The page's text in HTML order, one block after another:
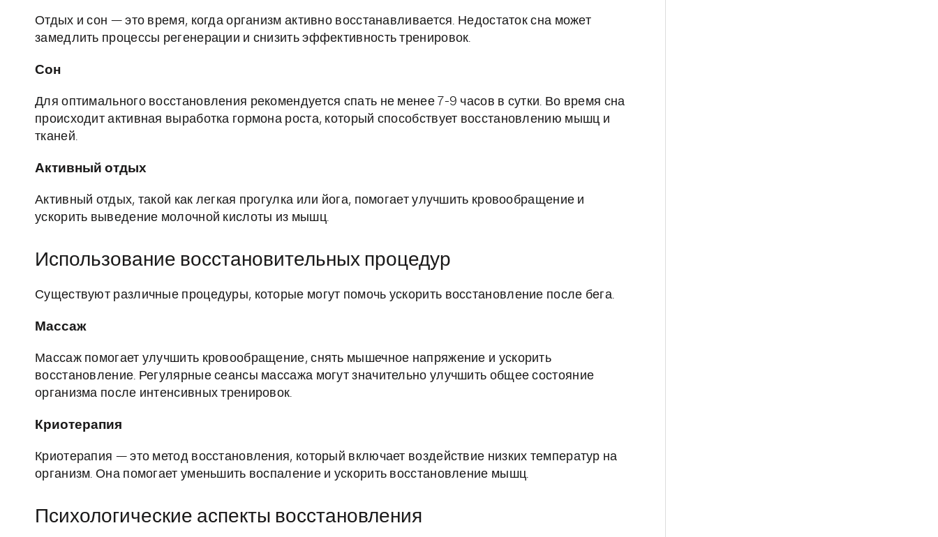
Отдых и сон — это время, когда организм активно восстанавливается. Недостаток сна может
замедлить процессы регенерации и снизить эффективность тренировок.
Сон
Для оптимального восстановления рекомендуется спать не менее 7-9 часов в сутки. Во время сна
происходит активная выработка гормона роста, который способствует восстановлению мышц и
тканей.
Активный отдых
Активный отдых, такой как легкая прогулка или йога, помогает улучшить кровообращение и
ускорить выведение молочной кислоты из мышц.
Использование восстановительных процедур
Существуют различные процедуры, которые могут помочь ускорить восстановление после бега.
Массаж
Массаж помогает улучшить кровообращение, снять мышечное напряжение и ускорить
восстановление. Регулярные сеансы массажа могут значительно улучшить общее состояние
организма после интенсивных тренировок.
Криотерапия
Криотерапия — это метод восстановления, который включает воздействие низких температур на
организм. Она помогает уменьшить воспаление и ускорить восстановление мышц.
Психологические аспекты восстановления